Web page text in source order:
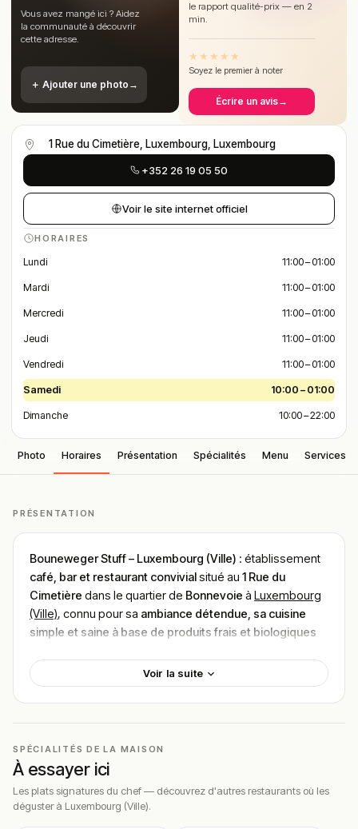
Vous avez mangé ici ? Aidez
la communauté à découvrir
cette adresse.
＋ Ajouter une photo →
le rapport qualité-prix — en 2
min.
★ ★ ★ ★ ★
Soyez le premier à noter
Écrire un avis→
1 Rue du Cimetière, Luxembourg, Luxembourg
+352 26 19 05 50
Voir le site internet officiel
HORAIRES
Lundi 11:00 – 01:00
Mardi 11:00 – 01:00
Mercredi 11:00 – 01:00
Jeudi 11:00 – 01:00
Vendredi 11:00 – 01:00
Samedi 10:00 – 01:00
Dimanche 10:00 – 22:00
Photo Horaires Présentation Spécialités Menu Services
PRÉSENTATION
Bouneweger Stuff – Luxembourg (Ville) : établissement
café, bar et restaurant convivialsitué au 1 Rue du
Cimetière dans le quartier de Bonnevoie à Luxembourg
(Ville), connu pour sa ambiance détendue, sa cuisine
simple et saine à base de produits frais et biologiques
cadre
cosy, animé et très fréquenté avec terrasse
extérieure et espace intérieur où l’on peut aussi jouer à
des jeux de société ou même au jeu de quilles, parfait
pourun petit-déjeuner tardif, un brunch entre amis, un
déjeuner ou un afterwork autour d’un verre
fourchette de prix €€
chaleureuse.
Localisation
Voir la suite
SPÉCIALITÉS DE LA MAISON
À essayer ici
Les plats signatures du chef — découvrez d'autres restaurants où les
déguster à Luxembourg (Ville).